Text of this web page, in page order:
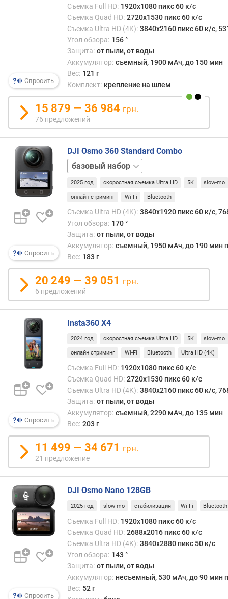
п
р
д
ж
е
н
и
й
п
е
-
,
в
о
з
а
щ
и
т
а
м
ы
с
ъ
е
м
к
а
u
l
D
Спросить
BundleExtended
Power
BundleMacro
Lens
Mod
BundleSpecialty
BundleUltra
Wide
Lens
Mod
Bundle
Съемка Full HD: 1920x1080 пикс 60 к/с
Съемка Quad HD: 2720x1530 пикс 60 к/с
Съемка Ultra HD (4K): 3840x2160 пикс 60 к/с,
Угол обзора: 156 °
Защита: от пыли, от воды
Аккумулятор: съемный, 1900 мАч, до 150 мин
Вес: 121 г
Комплект: крепление на шлем
15 879 — 36 984 грн.
76 предложений
Спросить
DJI Osmo 360 Standard Combo
Adventure
2025 год скоростная съемка Ultra HD 5K slow-mo
онлайн стриминг Wi-Fi Bluetooth
Съемка Ultra HD (4K): 3840x1920 пикс 60 к/с,
Угол обзора: 170 °
Защита: от пыли, от воды
Аккумулятор: съемный, 1950 мАч, до 190 мин
Вес: 183 г
20 249 — 39 051 грн.
6 предложений
Спросить
Insta360 X4
2024 год скоростная съемка Ultra HD 5K slow-mo
онлайн стриминг Wi-Fi Bluetooth Ultra HD (4K)
Съемка Full HD: 1920x1080 пикс 60 к/с
Съемка Quad HD: 2720x1530 пикс 60 к/с
Съемка Ultra HD (4K): 3840x2160 пикс 60 к/с,
Защита: от пыли, от воды
Аккумулятор: съемный, 2290 мАч, до 135 мин
Вес: 203 г
11 499 — 34 671 грн.
21 предложение
Спросить
DJI Osmo Nano 128GB
2025 год slow-mo стабилизация Wi-Fi Bluetooth
Съемка Full HD: 1920x1080 пикс 60 к/с
Съемка Quad HD: 2688x2016 пикс 60 к/с
Съемка Ultra HD (4K): 3840x2880 пикс 50 к/с
Угол обзора: 143 °
Защита: от пыли, от воды
Аккумулятор: несъемный, 530 мАч, до 90 мин
Вес: 52 г